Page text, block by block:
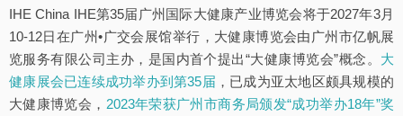
IHE China IHE第35届广州国际大健康产业博览会将于2027年3月
10-12日在广州•广交会展馆举行，大健康博览会由广州市亿帆展
览服务有限公司主办，是国内首个提出“大健康博览会”概念。 大
健康展会已连续成功举办到第35届 ，已成为亚太地区颇具规模的
大健康博览会， 2023年荣获广州市商务局颁发“成功举办18年”奖